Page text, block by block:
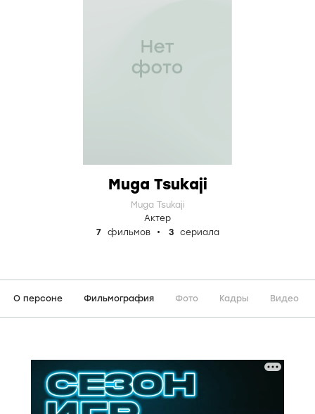
Muga Tsukaji
Muga Tsukaji
Актер
7
фильмов 3 сериала
О персоне Фильмография Фото Кадры Видео